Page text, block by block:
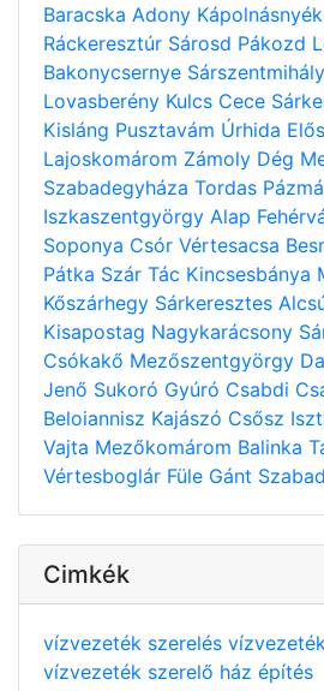
Baracska Adony Kápolnásnyék
Ráckeresztúr Sárosd Pákozd
Bakonycsernye Sárszentmihály
Lovasberény Kulcs Cece
Kisláng Pusztavám Úrhida
Lajoskomárom Zámoly Dég
Szabadegyháza Tordas
Iszkaszentgyörgy Alap
Soponya Csór Vértesacsa
Pátka Szár Tác Kincsesbánya
Kőszárhegy Sárkeresztes
Kisapostag Nagykarácsony
Csókakő Mezőszentgyörgy
Jenő Sukoró Gyúró Csabdi
Beloiannisz Kajászó Csősz
Vajta Mezőkomárom Balinka
Vértesboglár Füle Gánt
Cimkék
vízvezeték szerelés
vízvezeték szerelő ház építés